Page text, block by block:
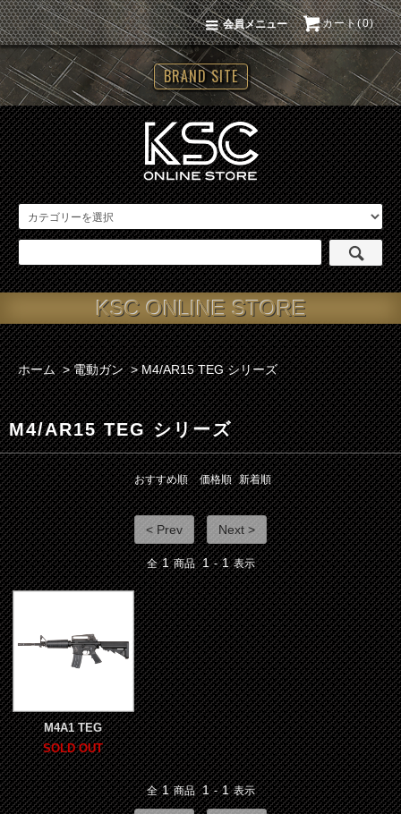
カート(0)
会員メニュー
BRAND SITE
KSC ONLINE STORE
ホーム >電動ガン >M4/AR15 TEG シリーズ
M4/AR15 TEG シリーズ
おすすめ順 価格順 新着順
< Prev Next >
全 1 商品 1 - 1 表示
M4A1 TEG
SOLD OUT
全 1 商品 1 - 1 表示